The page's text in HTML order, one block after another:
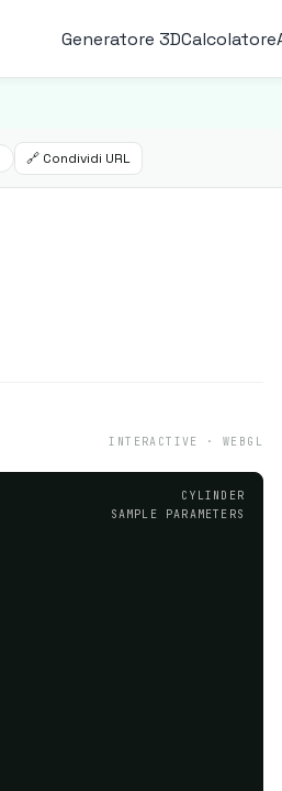
Generatore 3DCalcolatore
🔗 Condividi URL
INTERACTIVE · WEBGL
CYLINDER
SAMPLE PARAMETERS